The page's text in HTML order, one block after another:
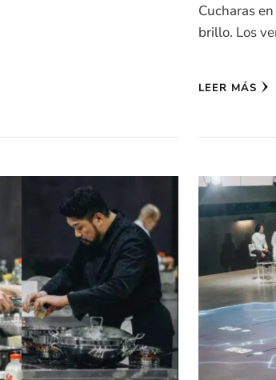
Cucharas
brillo. Los
LEER MÁS